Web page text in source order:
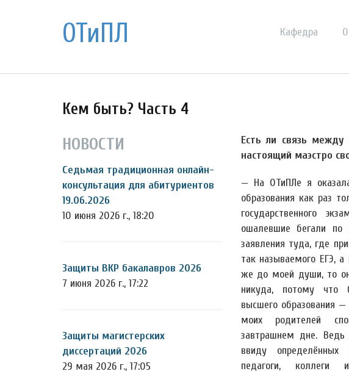
ОТиПЛ Кафедра
Кем быть? Часть 4
НОВОСТИ
Седьмая традиционная онлайн-
консультация для абитуриентов
19.06.2026
10 июня 2026 г., 18:20
Защиты ВКР бакалавров 2026
7 июня 2026 г., 17:22
Защиты магистерских
диссертаций 2026
29 мая 2026 г., 17:05
Есть ли связь между
настоящий маэстро
— На ОТиПЛе я
образования как раз
государственного
ошалевшие бегали по
заявления туда, где
так называемого ЕГЭ,
же до моей души, то
никуда, потому что
высшего образования
моих родителей
завтрашнем дне.
ввиду определённых
педагоги, коллеги